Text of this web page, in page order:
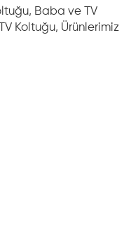
, Baba ve TV
Koltuğu, Ürünlerimiz